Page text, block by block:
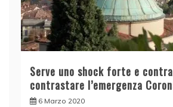
Serve uno shock forte e
contrastare l’emergenza
6 Marzo 2020